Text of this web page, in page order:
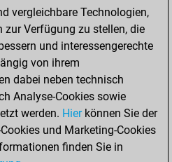
0
0
0
0
vergleichbare Technologien,
Verfügung zu stellen, die
und interessengerechte
von ihrem
dabei neben technisch
Analyse-Cookies sowie
werden. Hierkönnen Sie der
und Marketing-Cookies
finden Sie in